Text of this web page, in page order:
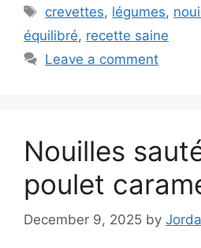
Tags
crevettes, légumes,
équilibré, recette saine
Leave a comment
Nouilles
poulet
December 9, 2025 by